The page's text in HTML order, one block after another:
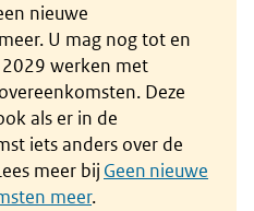
nieuwe
U mag nog tot en
werken met
Deze
als er in de
iets anders over de
meer bij Geen nieuwe
meer.